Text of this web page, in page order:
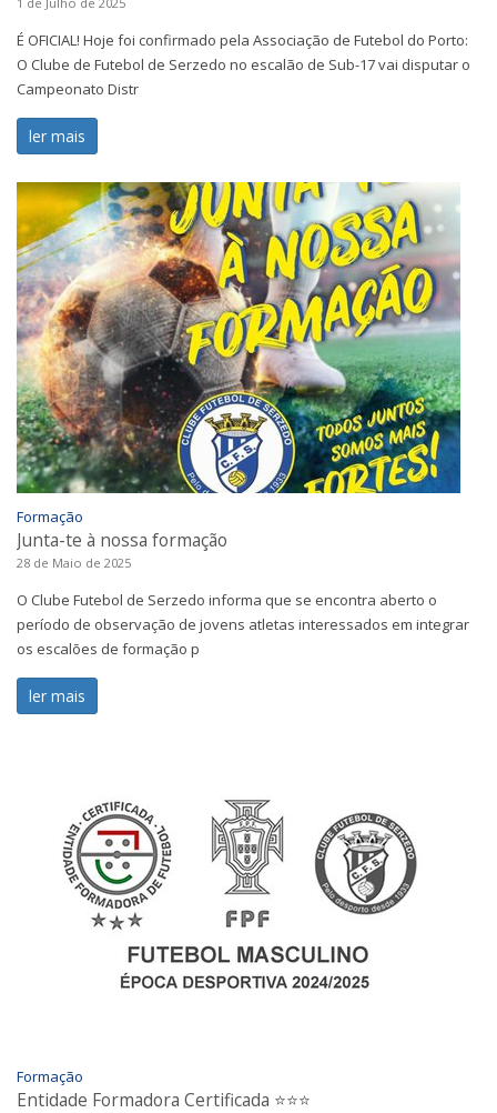
É OFICIAL! Hoje foi confirmado pela Associação de Futebol do Porto:
O Clube de Futebol de Serzedo no escalão de Sub-17 vai disputar o
Campeonato Distr
ler mais
Formação
Junta-te à nossa formação
28 de Maio de 2025
O Clube Futebol de Serzedo informa que se encontra aberto o
período de observação de jovens atletas interessados em integrar
os escalões de formação p
ler mais
Formação
Entidade Formadora Certificada ⭐️⭐️⭐️